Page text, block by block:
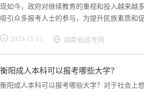
现如今，政府对继续教育的重视和投入越来越
吸引众多报考人士的参与，为提升民族素质和
2023-11-15 湖南省成考网
衡阳成人本科可以报考哪些大学？
衡阳成人本科可以报考哪些大学？对于社会上